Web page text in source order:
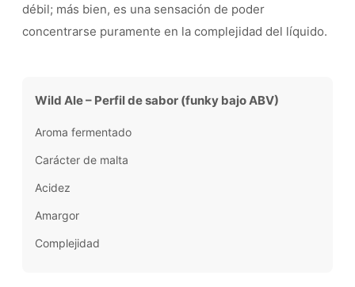
débil; más bien, es una sensación de poder
concentrarse puramente en la complejidad del líquido.
Wild Ale – Perfil de sabor (funky bajo ABV)
Aroma fermentado
Carácter de malta
Acidez
Amargor
Complejidad